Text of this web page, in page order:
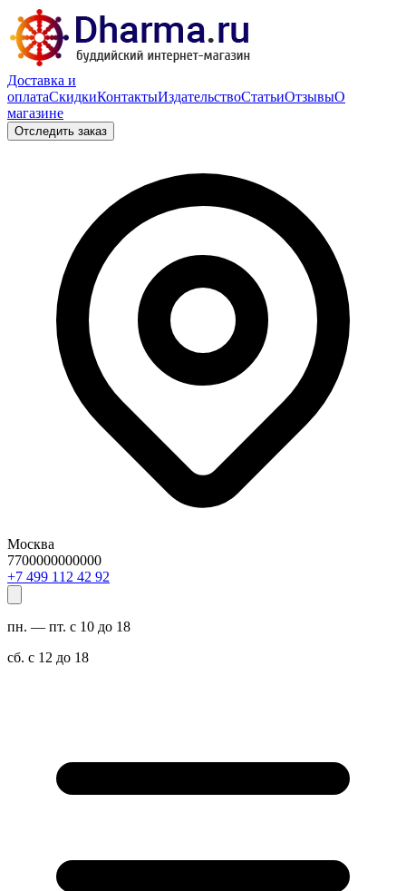
Доставка и
оплатаСкидкиКонтактыИздательствоСтатьиОтзывыО
магазине
Отследить заказ
Москва
7700000000000
29 24 211 994 7+
пн. — пт. с 10 до 18
сб. с 12 до 18